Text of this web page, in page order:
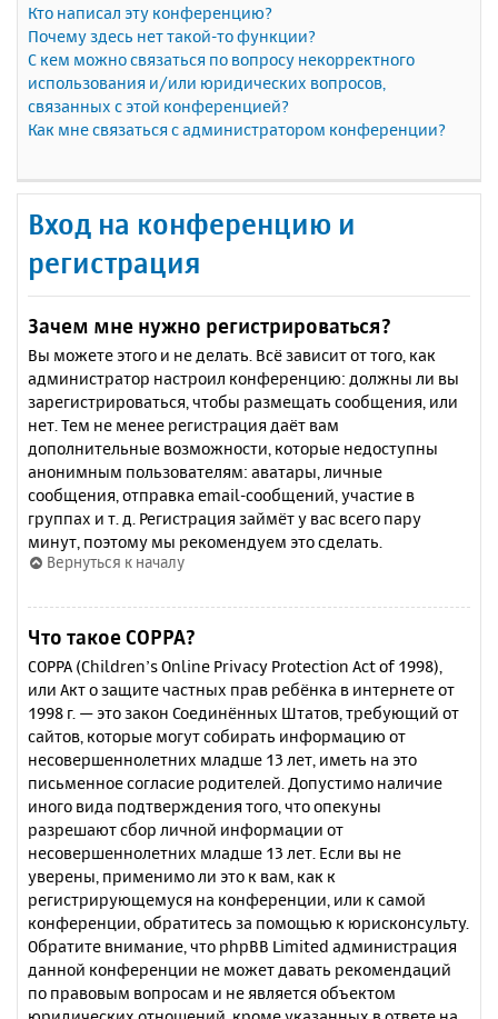
Кто написал эту конференцию?
Почему здесь нет такой-то функции?
С кем можно связаться по вопросу некорректного
использования и/или юридических вопросов,
связанных с этой конференцией?
Как мне связаться с администратором конференции?
Вход на конференцию и
регистрация
Зачем мне нужно регистрироваться?
Вы можете этого и не делать. Всё зависит от того, как
администратор настроил конференцию: должны ли вы
зарегистрироваться, чтобы размещать сообщения, или
нет. Тем не менее регистрация даёт вам
дополнительные возможности, которые недоступны
анонимным пользователям: аватары, личные
сообщения, отправка email-сообщений, участие в
группах и т. д. Регистрация займёт у вас всего пару
минут, поэтому мы рекомендуем это сделать.
Вернуться к началу
Что такое COPPA?
COPPA (Children’s Online Privacy Protection Act of 1998),
или Акт о защите частных прав ребёнка в интернете от
1998 г. — это закон Соединённых Штатов, требующий от
сайтов, которые могут собирать информацию от
несовершеннолетних младше 13 лет, иметь на это
письменное согласие родителей. Допустимо наличие
иного вида подтверждения того, что опекуны
разрешают сбор личной информации от
несовершеннолетних младше 13 лет. Если вы не
уверены, применимо ли это к вам, как к
регистрирующемуся на конференции, или к самой
конференции, обратитесь за помощью к юрисконсульту.
Обратите внимание, что phpBB Limited администрация
данной конференции не может давать рекомендаций
по правовым вопросам и не является объектом